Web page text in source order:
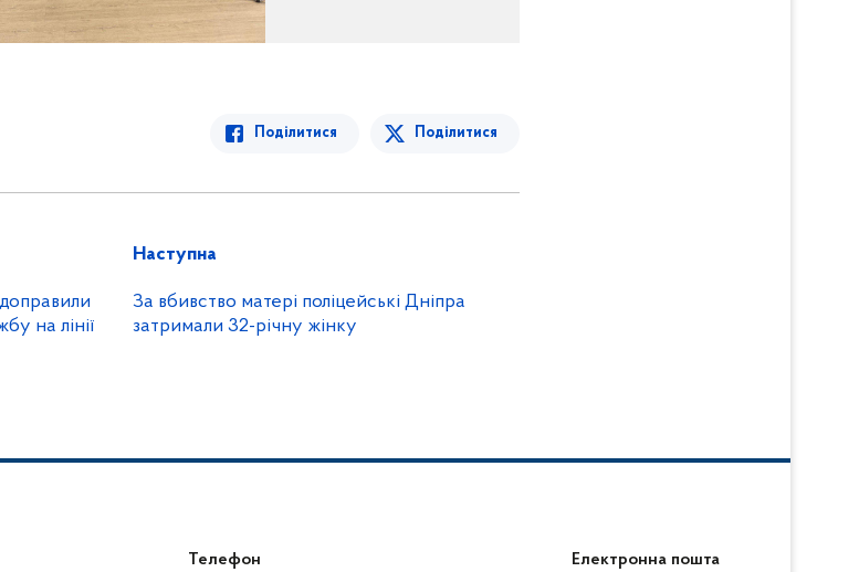
Поділитися Поділитися
на лінії
Наступна
За вбивство матері поліцейські Дніпра
затримали 32-річну жінку
Телефон
Електронна пошта